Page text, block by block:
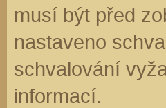
musí být před
nastaveno
schvalování
informací.